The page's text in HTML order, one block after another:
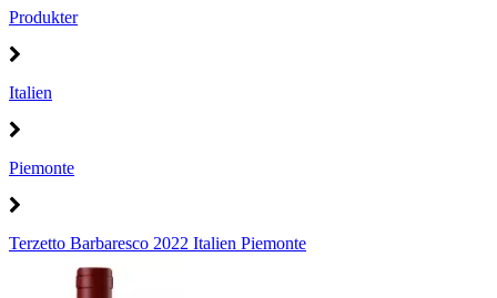
Produkter
Italien
Piemonte
Terzetto Barbaresco 2022 Italien Piemonte